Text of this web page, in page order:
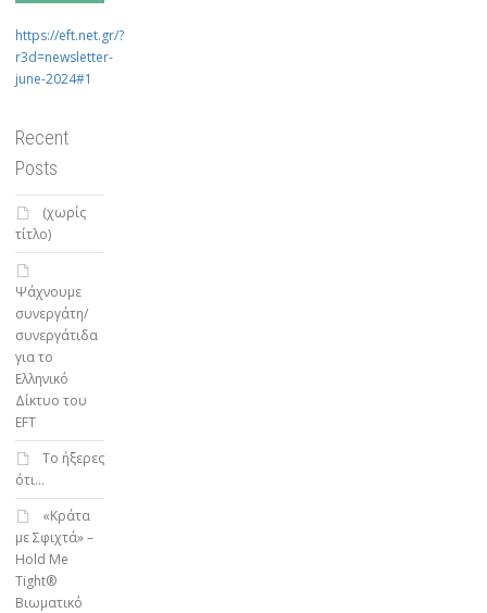
https://eft.net.gr/?
r3d=newsletter-
june-2024#1
Recent
Posts
(χωρίς
τίτλο)
Ψάχνουμε
συνεργάτη/
συνεργάτιδα
για το
Ελληνικό
Δίκτυο του
EFT
To ήξερες
ότι…
«Κράτα
με Σφιχτά» –
Hold Me
Tight®
Βιωματικό